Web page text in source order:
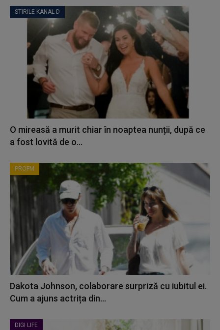
STIRILE KANAL D
O mireasă a murit chiar în noaptea nunții, după ce
a fost lovită de o...
PROFM
Dakota Johnson, colaborare surpriză cu iubitul ei.
Cum a ajuns actrița din...
DIGI LIFE